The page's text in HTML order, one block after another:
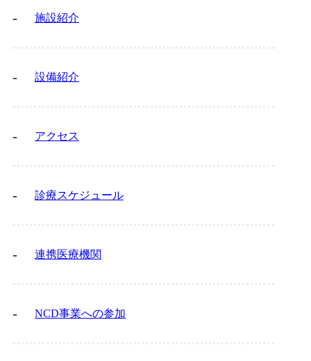
施設紹介
設備紹介
アクセス
診療スケジュール
連携医療機関
NCD事業への参加